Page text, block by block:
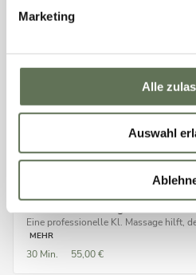
Marketing
Alle
Auswahl
Klassische Massage ca 60 min
Eine professionelle Kl. Massage hilft,
1 Std. 79,00 €
Klassische Massage ca 90 min
1 Std.30 Min. 115,00 €
Eine professionelle Kl. Massage hilft,
MEHR
30 Min. 55,00 €